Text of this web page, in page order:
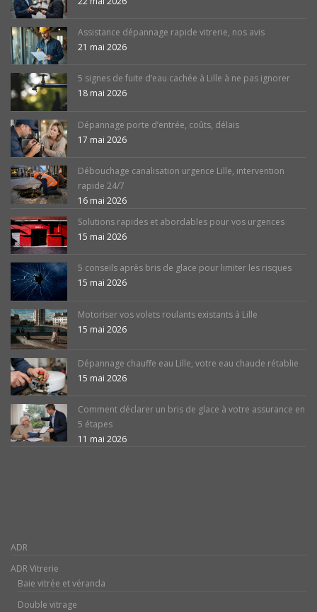
Assistance dépannage rapide vitrerie, nos avis
21 mai 2026
5 signes de fuite d’eau cachée à Lille à ne pas ignorer
18 mai 2026
Dépannage porte d’entrée, coûts, délais
17 mai 2026
Débouchage canalisation urgence Lille, intervention
rapide 24/7
16 mai 2026
Solutions rapides et abordables pour vos urgences
15 mai 2026
5 conseils après bris de glace pour limiter les risques
15 mai 2026
Motoriser vos volets roulants existants à Lille
15 mai 2026
Dépannage chauffe eau Lille, votre eau chaude rétablie
15 mai 2026
Comment déclarer un bris de glace à votre assurance en
5 étapes
11 mai 2026
ADR
ADR Vitrerie
Baie vitrée et véranda
Double vitrage